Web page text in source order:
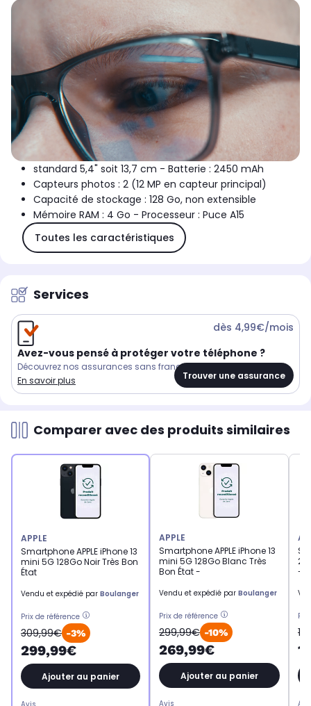
standard 5,4" soit 13,7 cm - Batterie : 2450 mAh
Capteurs photos : 2 (12 MP en capteur principal)
Capacité de stockage : 128 Go, non extensible
Mémoire RAM : 4 Go - Processeur : Puce A15
Toutes les caractéristiques
Services
Avez-vous pensé à protéger votre téléphone ?
Découvrez nos assurances sans franchise
En savoir plus
dès 4,99€/mois
Trouver une assurance
Comparer avec des produits similaires
APPLE
Smartphone APPLE iPhone 13
mini 5G 128Go Noir Très Bon
État
Vendu et expédié par Boulanger
Prix de référence
309,99€ -3%
299,99€
Ajouter au panier
APPLE
Smartphone APPLE iPhone 13
mini 5G 128Go Blanc Très
Bon État -
Vendu et expédié par Boulanger
Prix de référence
299,99€ -10%
269,99€
Ajouter au panier
Avis
-